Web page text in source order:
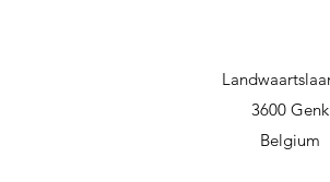
3600 Genk
Belgium